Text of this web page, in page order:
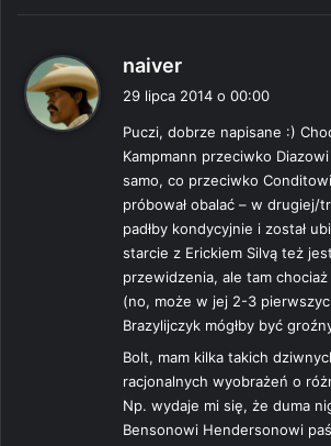
naiver
i
z
e
:
29 lipca 2014 o 00:00
Puczi, dobrze napisane :)
Kampmann przeciwko
samo, co przeciwko
próbował obalać – w drugiej/
padłby kondycyjnie i został
starcie z Erickiem Silvą też
przewidzenia, ale tam
(no, może w jej 2-3
Brazylijczyk mógłby być
Bolt, mam kilka takich
racjonalnych wyobrażeń o
Np. wydaje mi się, że duma
Bensonowi Hendersonowi